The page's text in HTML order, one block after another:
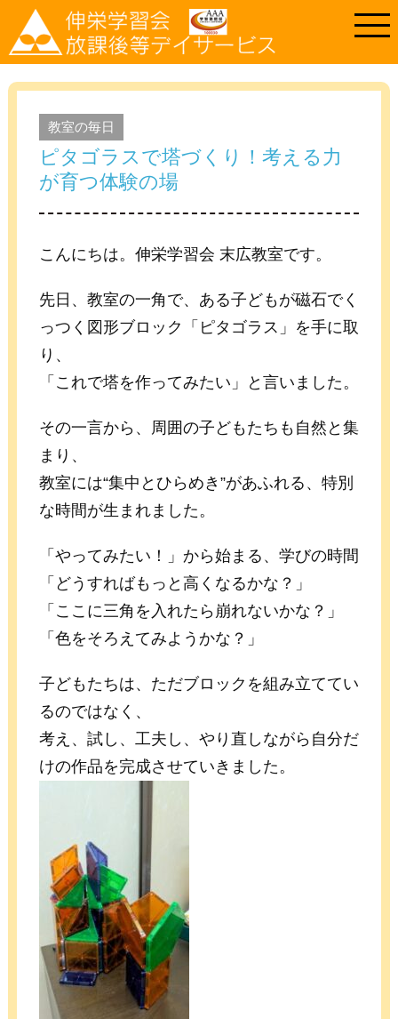
教室の毎日
ピタゴラスで塔づくり！考える力
が育つ体験の場
こんにちは。伸栄学習会 末広教室です。
先日、教室の一角で、ある子どもが磁石でく
っつく図形ブロック「ピタゴラス」を手に取
り、
「これで塔を作ってみたい」と言いました。
その一言から、周囲の子どもたちも自然と集
まり、
教室には“集中とひらめき”があふれる、特別
な時間が生まれました。
「やってみたい！」から始まる、学びの時間
「どうすればもっと高くなるかな？」
「ここに三角を入れたら崩れないかな？」
「色をそろえてみようかな？」
子どもたちは、ただブロックを組み立ててい
るのではなく、
考え、試し、工夫し、やり直しながら自分だ
けの作品を完成させていきました。